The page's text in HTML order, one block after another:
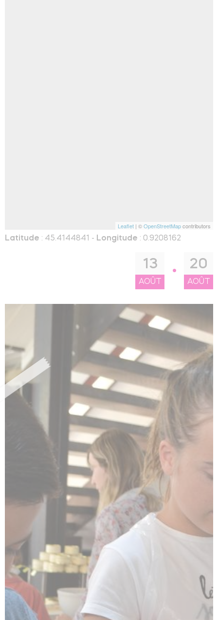
Leaflet | ©OpenStreetMapcontributors
Latitude : 45.4144841 - Longitude : 0.9208162
13
AOÛT
20
AOÛT